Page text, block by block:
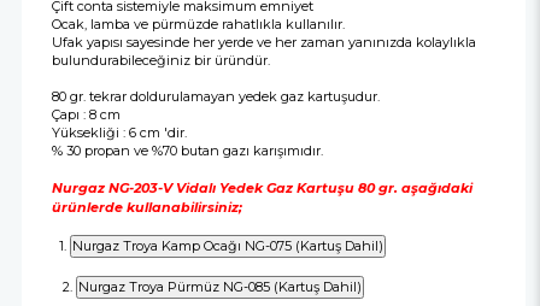
Çift conta sistemiyle maksimum emniyet
Ocak, lamba ve pürmüzde rahatlıkla kullanılır.
Ufak yapısı sayesinde her yerde ve her zaman yanınızda kolaylıkla
bulundurabileceğiniz bir üründür.
80 gr. tekrar doldurulamayan yedek gaz kartuşudur.
Çapı : 8 cm
Yüksekliği : 6 cm 'dir.
% 30 propan ve %70 butan gazı karışımıdır.
Nurgaz NG-203-V Vidalı Yedek Gaz Kartuşu 80 gr. aşağıdaki
ürünlerde kullanabilirsiniz;
1.
2.